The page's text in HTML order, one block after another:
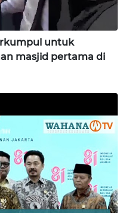
untuk
masjid pertama di